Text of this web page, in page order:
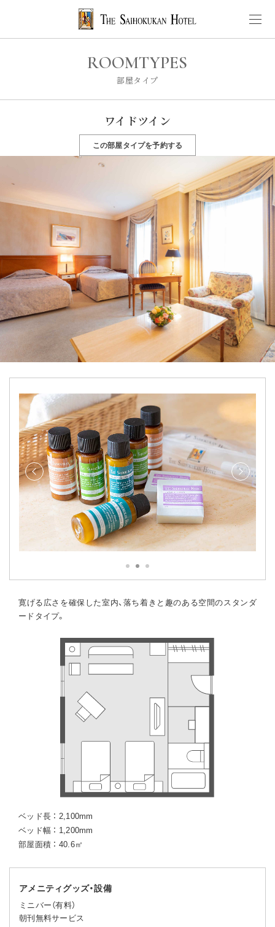
ROOMTYPES
部屋タイプ
ワイドツイン
この部屋タイプを予約する
寛げる広さを確保した室内、落ち着きと趣のある空間のスタンダ
ードタイプ。
ベッド長 ： 2,100mm
ベッド幅 ： 1,200mm
部屋面積 ： 40.6㎡
アメニティグッズ・設備
ミニバー（有料）
朝刊無料サービス